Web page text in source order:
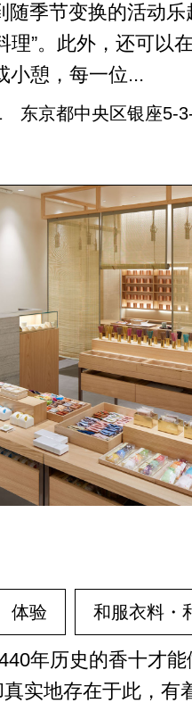
随季节变换的活动
理”。此外，还可以
小憩，每一位...
东京都中央区银座5-
体验 和服衣料・
年历史的香十才能
实地存在于此，有